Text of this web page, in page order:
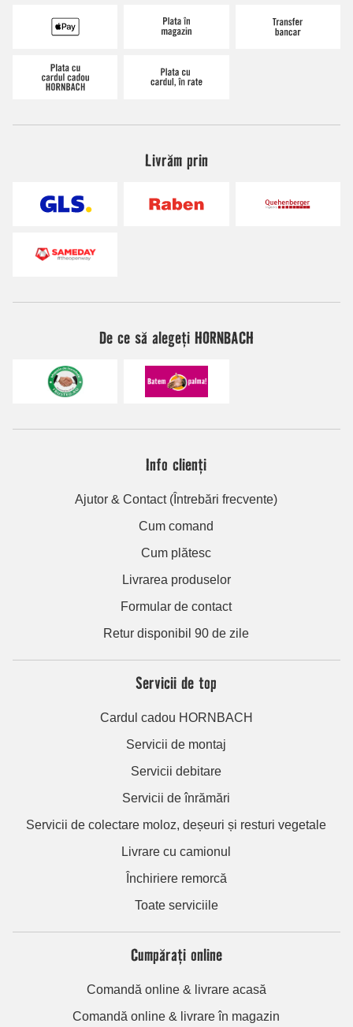
Livrăm prin
De ce să alegeți HORNBACH
Info clienți
Ajutor & Contact (Întrebări frecvente)
Cum comand
Cum plătesc
Livrarea produselor
Formular de contact
Retur disponibil 90 de zile
Servicii de top
Cardul cadou HORNBACH
Servicii de montaj
Servicii debitare
Servicii de înrămări
Servicii de colectare moloz, deșeuri și resturi vegetale
Livrare cu camionul
Închiriere remorcă
Toate serviciile
Cumpărați online
Comandă online & livrare acasă
Comandă online & livrare în magazin